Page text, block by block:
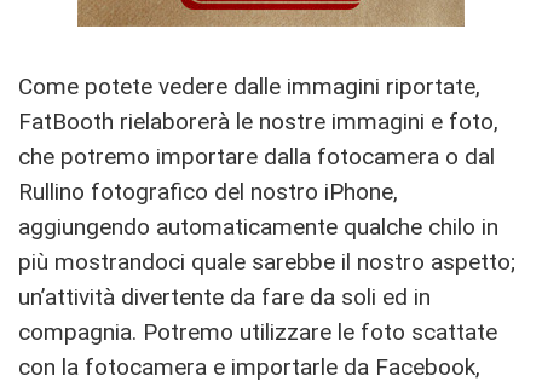
Come potete vedere dalle immagini riportate,
FatBooth rielaborerà le nostre immagini e foto,
che potremo importare dalla fotocamera o dal
Rullino fotografico del nostro iPhone,
aggiungendo automaticamente qualche chilo in
più mostrandoci quale sarebbe il nostro aspetto;
un’attività divertente da fare da soli ed in
compagnia. Potremo utilizzare le foto scattate
con la fotocamera e importarle da Facebook,